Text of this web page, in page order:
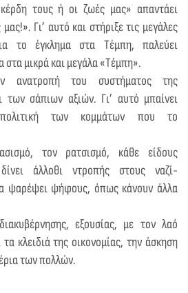
τους ή οι ζωές μας» απαντάει
Γι’ αυτό και στήριξε τις μεγάλες
το έγκλημα στα Τέμπη, παλεύει
στα μικρά και μεγάλα «Τέμπη».
ανατροπή του συστήματος της
των σάπιων αξιών. Γι’ αυτό μπαίνει
των κομμάτων που το
τον ρατσισμό, κάθε είδους
άλλοθι ντροπής στους ναζί-
ψαρέψει ψήφους, όπως κάνουν άλλα
εξουσίας, με τον λαό
κλειδιά της οικονομίας, την άσκηση
των πολλών.